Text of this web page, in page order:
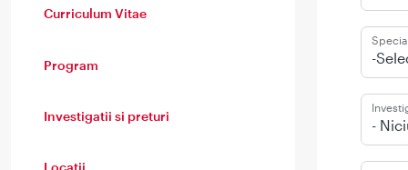
Curriculum Vitae
Program
Investigatii si preturi
-
-